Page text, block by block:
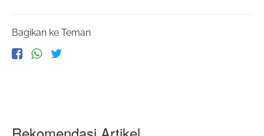
Bagikan ke Teman